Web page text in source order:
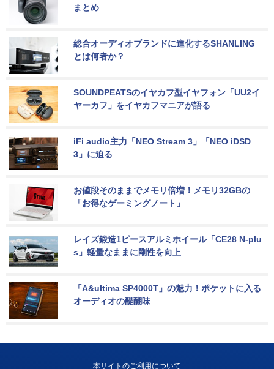
まとめ
総合オーディオブランドに進化するSHANLING
とは何者か？
SOUNDPEATSのイヤカフ型イヤフォン「UU2イ
ヤーカフ」をイヤカフマニアが語る
iFi audio主力「NEO Stream 3」「NEO iDSD
3」に迫る
お値段そのままでメモリ倍増！メモリ32GBの
「お得なゲーミングノート」
レイズ鍛造1ピースアルミホイール「CE28 N-plu
s」軽量なままに剛性を向上
「A&ultima SP4000T」の魅力！ポケットに入る
オーディオの醍醐味
本サイトのご利用について